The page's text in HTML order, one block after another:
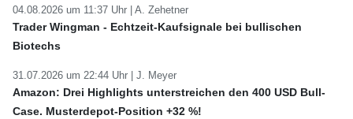
04.08.2026 um 11:37 Uhr | A. Zehetner
Trader Wingman - Echtzeit-Kaufsignale bei bullischen
Biotechs
31.07.2026 um 22:44 Uhr | J. Meyer
Amazon: Drei Highlights unterstreichen den 400 USD Bull-
Case. Musterdepot-Position +32 %!